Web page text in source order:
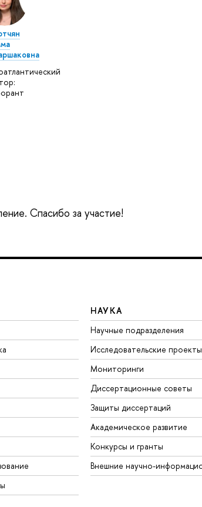
Спасибо за участие!
НАУКА
Научные подразделения
Исследовательские проекты
Мониторинги
Диссертационные советы
Защиты диссертаций
Академическое развитие
Конкурсы и гранты
Внешние научно-